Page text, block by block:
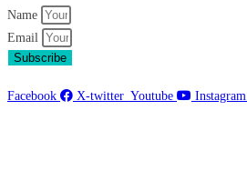
Name
Email
Subscribe
Facebook X-twitter Youtube Instagram